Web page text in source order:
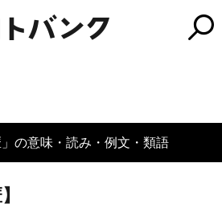
」の意味・読み・例文・類語